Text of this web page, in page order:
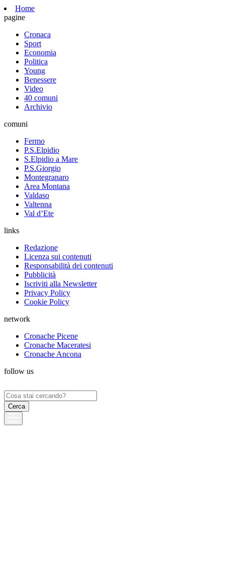
Home
pagine
Cronaca
Sport
Economia
Politica
Young
Benessere
Video
40 comuni
Archivio
comuni
Fermo
P.S.Elpidio
S.Elpidio a Mare
P.S.Giorgio
Montegranaro
Area Montana
Valdaso
Valtenna
Val d’Ete
links
Redazione
Licenza sui contenuti
Responsabilità dei contenuti
Pubblicità
Iscriviti alla Newsletter
Privacy Policy
Cookie Policy
network
Cronache Picene
Cronache Maceratesi
Cronache Ancona
follow us
Ricerca
per: